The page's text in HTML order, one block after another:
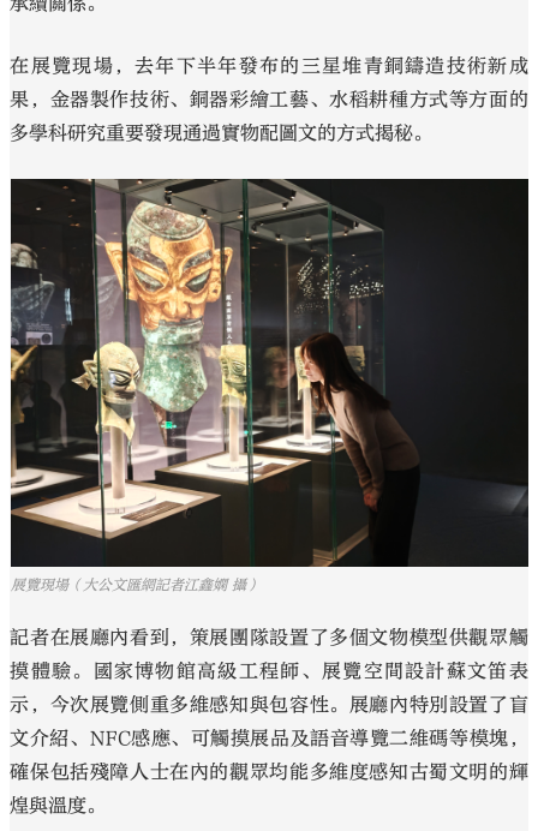
在展覽現場，去年下半年發布的三星堆青銅鑄造技術新成
果，金器製作技術、銅器彩繪工藝、水稻耕種方式等方面的
多學科研究重要發現通過實物配圖文的方式揭秘。
展覽現場（大公文匯網記者江鑫嫻 攝）
記者在展廳內看到，策展團隊設置了多個文物模型供觀眾觸
摸體驗。國家博物館高級工程師、展覽空間設計蘇文笛表
示，今次展覽側重多維感知與包容性。展廳內特別設置了盲
文介紹、NFC感應、可觸摸展品及語音導覽二維碼等模塊，
確保包括殘障人士在內的觀眾均能多維度感知古蜀文明的輝
煌與溫度。